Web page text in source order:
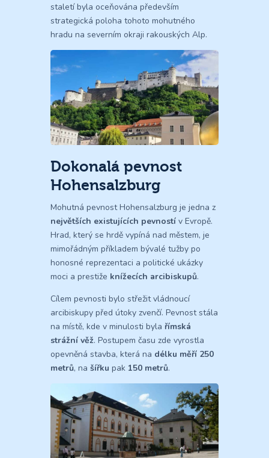
staletí byla oceňována především
strategická poloha tohoto mohutného
hradu na severním okraji rakouských Alp.
Dokonalá pevnost
Hohensalzburg
Mohutná pevnost Hohensalzburg je jedna z
největších existujících pevností v Evropě.
Hrad, který se hrdě vypíná nad městem, je
mimořádným příkladem bývalé tužby po
honosné reprezentaci a politické ukázky
moci a prestiže knížecích arcibiskupů.
Cílem pevnosti bylo střežit vládnoucí
arcibiskupy před útoky zvenčí. Pevnost stála
na místě, kde v minulosti byla římská
strážní věž. Postupem času zde vyrostla
opevněná stavba, která na délku měří 250
metrů, na šířku pak 150 metrů.